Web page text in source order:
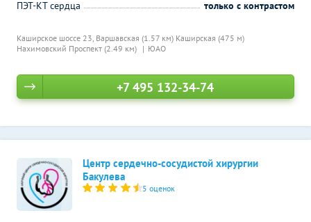
Каширское шоссе 23, Варшавская (1.57 км) Каширская (475 м)
Нахимовский Проспект (2.49 км)
ЮАО
ПЭТ-КТ сердца
только с контрастом
+7 495 132-34-74
Центр сердечно-сосудистой хирургии
Бакулева
5 оценок